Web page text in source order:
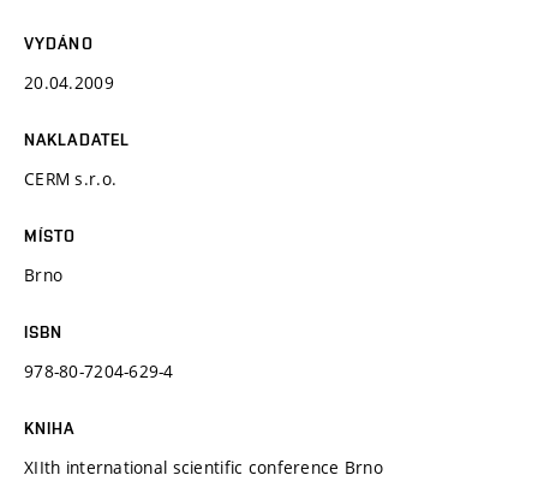
VYDÁNO
20.04.2009
NAKLADATEL
CERM s.r.o.
MÍSTO
Brno
ISBN
978-80-7204-629-4
KNIHA
XIIth international scientific conference Brno